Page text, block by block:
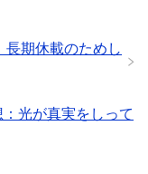
長期休載のためし
光が真実をしって